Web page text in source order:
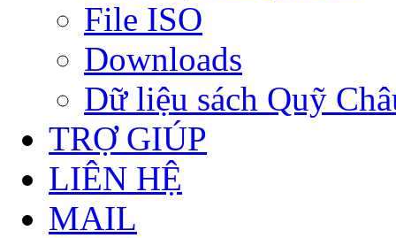
File ISO
Downloads
Dữ liệu sách Quỹ
TRỢ GIÚP
LIÊN HỆ
MAIL